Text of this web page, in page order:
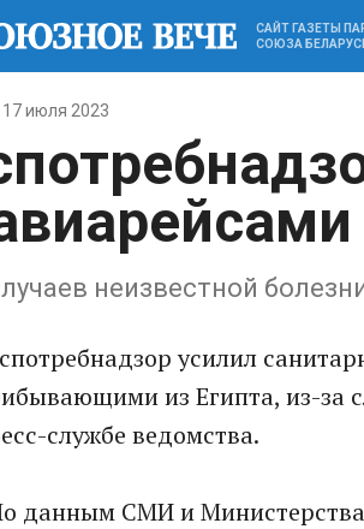
САЙТ ГАЗЕТЫ
СОЮЗА
17 июля 2023
неизвестной
усилил
из Египта, из-за
службе ведомства.
данным СМИ и Министерства